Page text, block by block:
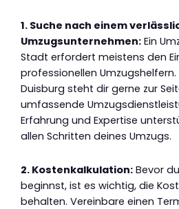
1. Suche nach einem
Umzugsunternehmen: Ein
Stadt erfordert meistens den
professionellen Umzugshelfern.
Duisburg steht dir gerne zur
umfassende
Erfahrung und Expertise
allen Schritten deines Umzugs.
2. Kostenkalkulation: Bevor
beginnst, ist es wichtig, die
behalten. Vereinbare einen